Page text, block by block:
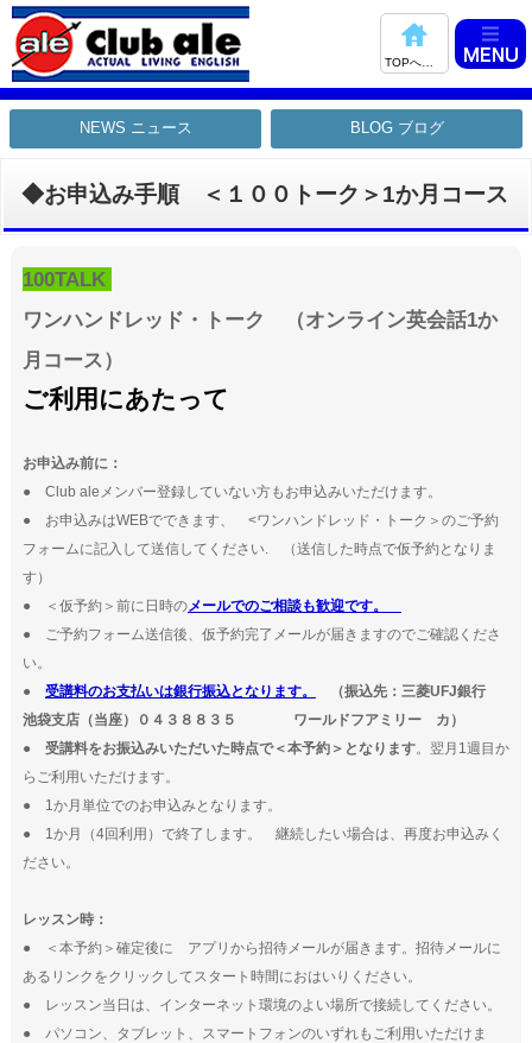
NEWS ニュース BLOG ブログ
◆お申込み手順 ＜１００トーク＞1か月コース
100TALK
ワンハンドレッド・トーク （オンライン英会話1か
月コース）
ご利用にあたって
お申込み前に：
● Club aleメンバー登録していない方もお申込みいただけます。
● お申込みはWEBでできます、 <ワンハンドレッド・トーク＞のご予約
フォームに記入して送信してください. （送信した時点で仮予約となりま
す）
● ＜仮予約＞前に日時のメールでのご相談も歓迎です。
● ご予約フォーム送信後、仮予約完了メールが届きますのでご確認くださ
い。
● 受講料のお支払いは銀行振込となります。
（振込先：三菱UFJ銀行
池袋支店（当座）０４３８８３５ ワールドフアミリー カ）
● 受講料をお振込みいただいた時点で＜本予約＞となります。翌月1週目か
らご利用いただけます。
● 1か月単位でのお申込みとなります。
● 1か月（4回利用）で終了します。 継続したい場合は、再度お申込みく
ださい。
レッスン時：
● ＜本予約＞確定後に アプリから招待メールが届きます。招待メールに
あるリンクをクリックしてスタート時間におはいりください。
● レッスン当日は、インターネット環境のよい場所で接続してください。
● パソコン、タブレット、スマートフォンのいずれもご利用いただけま